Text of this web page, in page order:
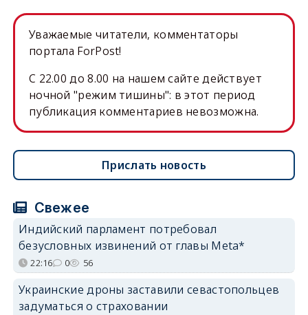
Уважаемые читатели, комментаторы
портала ForPost!
C 22.00 до 8.00 на нашем сайте действует
ночной "режим тишины": в этот период
публикация комментариев невозможна.
Прислать новость
Свежее
Индийский парламент потребовал
безусловных извинений от главы Meta*
22:16 0 56
Украинские дроны заставили севастопольцев
задуматься о страховании